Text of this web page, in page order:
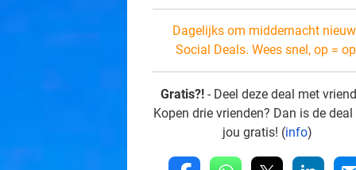
Dagelijks om middernacht
Social Deals. Wees snel, op =
Gratis?! - Deel deze deal met
Kopen drie vrienden? Dan is de
jou gratis! (info)